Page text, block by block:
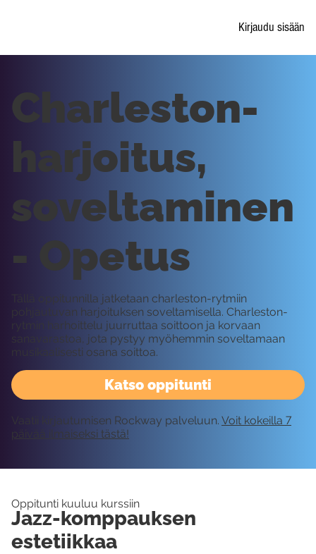
Kirjaudu sisään
Katso oppitunti
Charleston-
harjoitus,
soveltaminen
- Opetus
Tällä oppitunnilla jatketaan charleston-rytmiin
pohjautuvan harjoituksen soveltamisella. Charleston-
rytmin harhoittelu juurruttaa soittoon ja korvaan
sanavarastoa, jota pystyy myöhemmin soveltamaan
musikaalisesti osana soittoa.
Vaatii kirjautumisen Rockway palveluun. Voit kokeilla 7
päivää ilmaiseksi tästä!
Oppitunti kuuluu kurssiin
Jazz-komppauksen
estetiikkaa